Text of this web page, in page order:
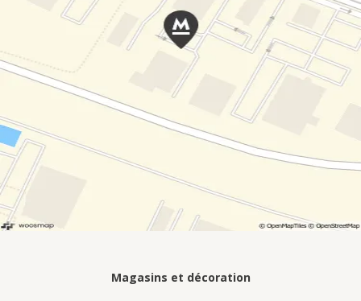
Magasins et décoration